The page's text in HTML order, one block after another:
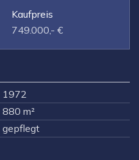
Kaufpreis
749.000,- €
1972
880 m²
gepflegt